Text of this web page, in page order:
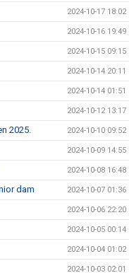
2024-10-17 18:02
2024-10-16 19:49
2024-10-15 09:15
2024-10-14 20:11
2024-10-14 01:51
2024-10-12 13:17
2025. 2024-10-10 09:52
2024-10-09 14:55
2024-10-08 16:48
dam 2024-10-07 01:36
2024-10-06 22:20
2024-10-05 00:14
2024-10-04 01:02
2024-10-03 02:01